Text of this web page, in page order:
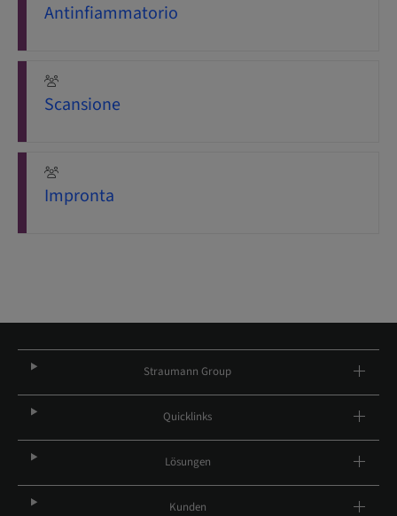
Antinfiammatorio
Scansione
Impronta
Straumann Group
Quicklinks
Lösungen
Kunden